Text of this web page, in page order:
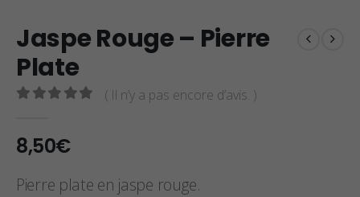
Jaspe Rouge – Pierre
Plate
( Il n’y a pas encore d’avis. )
8,50€
Pierre plate en jaspe rouge.